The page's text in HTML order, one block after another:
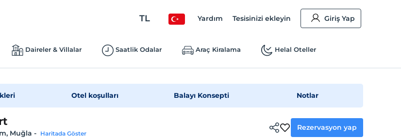
TL Yardım Tesisinizi ekleyin Giriş Yap
Daireler & Villalar Saatlik Odalar Araç Kiralama Helal Oteller
Otel koşulları Balayı Konsepti Notlar
Muğla - Haritada Göster
Rezervasyon yap